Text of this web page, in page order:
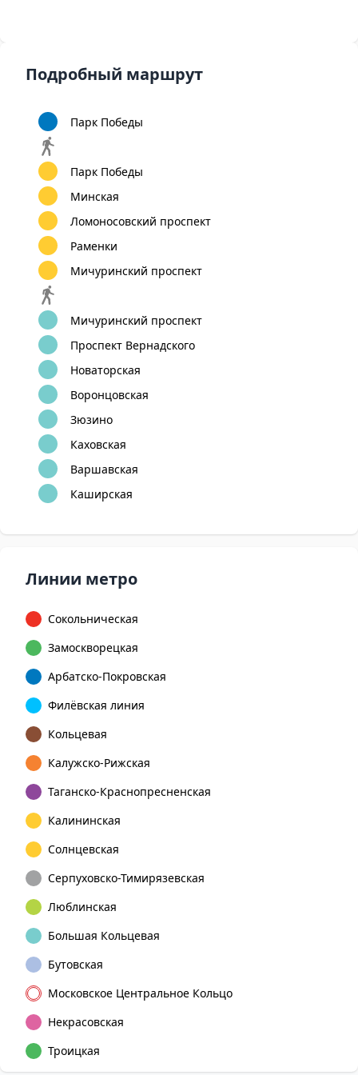
Подробный маршрут
Парк Победы
Парк Победы
Минская
Ломоносовский проспект
Раменки
Мичуринский проспект
Мичуринский проспект
Проспект Вернадского
Новаторская
Воронцовская
Зюзино
Каховская
Варшавская
Каширская
Линии метро
Сокольническая
Замоскворецкая
Арбатско-Покровская
Филёвская линия
Кольцевая
Калужско-Рижская
Таганско-Краснопресненская
Калининская
Солнцевская
Серпуховско-Тимирязевская
Люблинская
Большая Кольцевая
Бутовская
Московское Центральное Кольцо
Некрасовская
Троицкая